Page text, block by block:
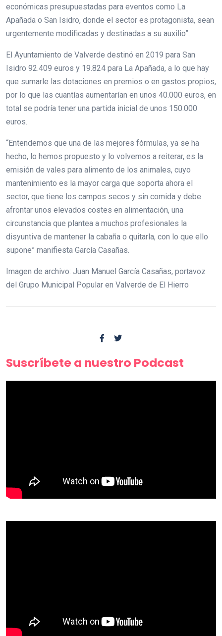
económicas presupuestadas para eventos como La
Apañada o San Isidro, donde el sector es protagonista, sean
urgentemente modificadas y destinadas a su auxilio”.
El Ayuntamiento de Valverde destinó en 2019 para San
Isidro 92.409 euros y 19.824 para La Apañada, a lo que hay
que sumarle las dotaciones en premios o en gastos propios,
por lo que las cuantías aumentarían en unos 40.000 euros, en
total se podría tener una partida inicial de unos 150.000
euros.
“Entendemos que una de las mejores fórmulas, ya se ha
hecho, lo hemos propuesto y lo volvemos a reiterar, es la
emisión de vales para alimento de los animales, cuyo
mantenimiento es la mayor carga que soporta ahora el
sector, que tiene los campos secos y sin comida y debe
afrontar unos elevados costes en alimentación, una
circunstancia que plantea a muchos profesionales la
disyuntiva de mantener la cabaña o quitarla, con lo que ello
supone” manifiesta García Casañas.
Imagen de archivo: Juan Manuel García Casañas, portavoz
del Grupo Municipal Popular en Valverde de El Hierro
Suscríbete a nuestro Podcast